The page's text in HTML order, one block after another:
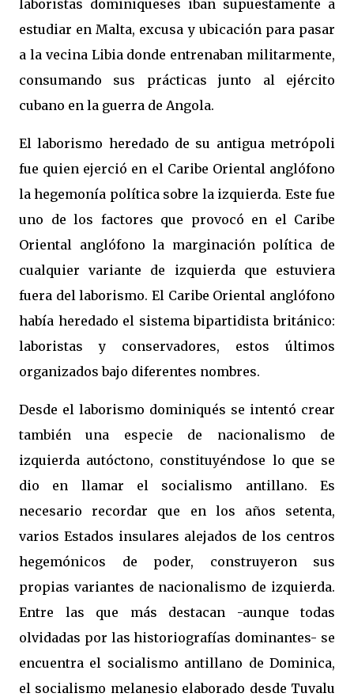
laboristas dominiqueses iban supuestamente a
estudiar en Malta, excusa y ubicación para pasar
a la vecina Libia donde entrenaban militarmente,
consumando sus prácticas junto al ejército
cubano en la guerra de Angola.
El laborismo heredado de su antigua metrópoli
fue quien ejerció en el Caribe Oriental anglófono
la hegemonía política sobre la izquierda. Este fue
uno de los factores que provocó en el Caribe
Oriental anglófono la marginación política de
cualquier variante de izquierda que estuviera
fuera del laborismo. El Caribe Oriental anglófono
había heredado el sistema bipartidista británico:
laboristas y conservadores, estos últimos
organizados bajo diferentes nombres.
Desde el laborismo dominiqués se intentó crear
también una especie de nacionalismo de
izquierda autóctono, constituyéndose lo que se
dio en llamar el socialismo antillano. Es
necesario recordar que en los años setenta,
varios Estados insulares alejados de los centros
hegemónicos de poder, construyeron sus
propias variantes de nacionalismo de izquierda.
Entre las que más destacan -aunque todas
olvidadas por las historiografías dominantes- se
encuentra el socialismo antillano de Dominica,
el socialismo melanesio elaborado desde Tuvalu